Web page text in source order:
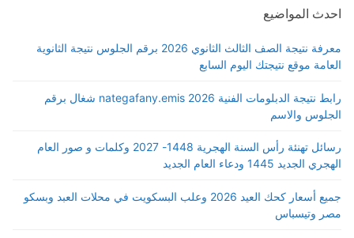
احدث المواضيع
معرفة نتيجة الصف الثالث الثانوي 2026 برقم الجلوس نتيجة الثانوية
العامة موقع نتيجتك اليوم السابع
رابط نتيجة الدبلومات الفنية 2026 nategafany.emis شغال برقم
الجلوس والاسم
رسائل تهنئة رأس السنة الهجرية 1448- 2027 وكلمات و صور العام
الهجري الجديد 1445 ودعاء العام الجديد
جميع أسعار كحك العيد 2026 وعلب البسكويت في محلات العبد وبسكو
مصر وتيسباس